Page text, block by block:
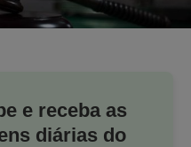
e receba as
diárias do